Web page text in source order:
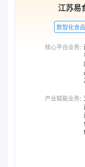
江苏易
数智化食
核心平台业务:
产业赋能业务: